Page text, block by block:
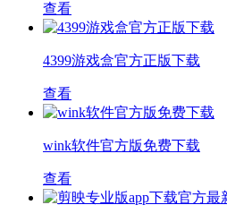
查看
4399游戏盒官方正版下载
查看
wink软件官方版免费下载
查看